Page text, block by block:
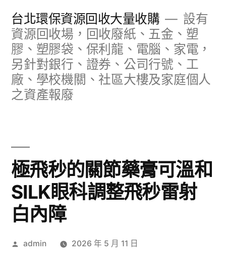
台北環保資源回收大量收購
設有
資源回收場，回收廢紙、五金、塑
膠、塑膠袋、保利龍、電腦、家電，
另針對銀行、證券、公司行號、工
廠、學校機關、社區大樓及家庭個人
之資產報廢
極飛秒的關節藥膏可溫和
SILK眼科調整飛秒雷射
白內障
作
admin 2026 年 5 月 11 日